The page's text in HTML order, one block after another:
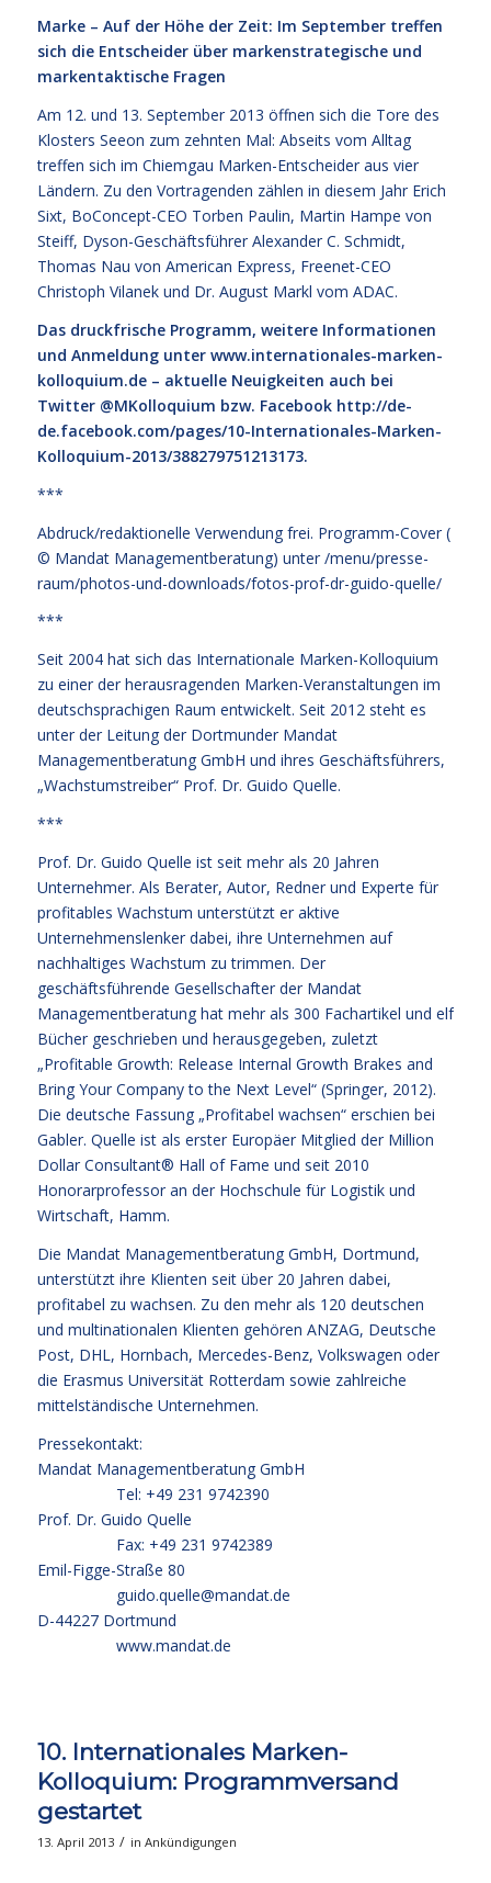
Marke – Auf der Höhe der Zeit: Im September treffen
sich die Entscheider über markenstrategische und
markentaktische Fragen
Am 12. und 13. September 2013 öffnen sich die Tore des
Klosters Seeon zum zehnten Mal: Abseits vom Alltag
treffen sich im Chiemgau Marken-Entscheider aus vier
Ländern. Zu den Vortragenden zählen in diesem Jahr Erich
Sixt, BoConcept-CEO Torben Paulin, Martin Hampe von
Steiff, Dyson-Geschäftsführer Alexander C. Schmidt,
Thomas Nau von American Express, Freenet-CEO
Christoph Vilanek und Dr. August Markl vom ADAC.
Das druckfrische Programm, weitere Informationen
und Anmeldung unter www.internationales-marken-
kolloquium.de– aktuelle Neuigkeiten auch bei
Twitter @MKolloquium bzw. Facebook http://de-
de.facebook.com/pages/10-Internationales-Marken-
Kolloquium-2013/388279751213173.
***
Abdruck/redaktionelle Verwendung frei. Programm-Cover (
© Mandat Managementberatung) unter /menu/presse-
raum/photos-und-downloads/fotos-prof-dr-guido-quelle/
***
Seit 2004 hat sich das Internationale Marken-Kolloquium
zu einer der herausragenden Marken-Veranstaltungen im
deutschsprachigen Raum entwickelt. Seit 2012 steht es
unter der Leitung der Dortmunder Mandat
Managementberatung GmbH und ihres Geschäftsführers,
„Wachstumstreiber“ Prof. Dr. Guido Quelle.
***
Prof. Dr. Guido Quelle ist seit mehr als 20 Jahren
Unternehmer. Als Berater, Autor, Redner und Experte für
profitables Wachstum unterstützt er aktive
Unternehmenslenker dabei, ihre Unternehmen auf
nachhaltiges Wachstum zu trimmen. Der
geschäftsführende Gesellschafter der Mandat
Managementberatung hat mehr als 300 Fachartikel und elf
Bücher geschrieben und herausgegeben, zuletzt
„Profitable Growth: Release Internal Growth Brakes and
Bring Your Company to the Next Level“ (Springer, 2012).
Die deutsche Fassung „Profitabel wachsen“ erschien bei
Gabler. Quelle ist als erster Europäer Mitglied der Million
Dollar Consultant® Hall of Fame und seit 2010
Honorarprofessor an der Hochschule für Logistik und
Wirtschaft, Hamm.
Die Mandat Managementberatung GmbH, Dortmund,
unterstützt ihre Klienten seit über 20 Jahren dabei,
profitabel zu wachsen. Zu den mehr als 120 deutschen
und multinationalen Klienten gehören ANZAG, Deutsche
Post, DHL, Hornbach, Mercedes-Benz, Volkswagen oder
die Erasmus Universität Rotterdam sowie zahlreiche
mittelständische Unternehmen.
Pressekontakt:
Mandat Managementberatung GmbH
Tel: +49 231 9742390
Prof. Dr. Guido Quelle
Fax: +49 231 9742389
Emil-Figge-Straße 80
guido.quelle@mandat.de
D-44227 Dortmund
www.mandat.de
10. Internationales Marken-
Kolloquium: Programmversand
gestartet
13. April 2013 / in Ankündigungen